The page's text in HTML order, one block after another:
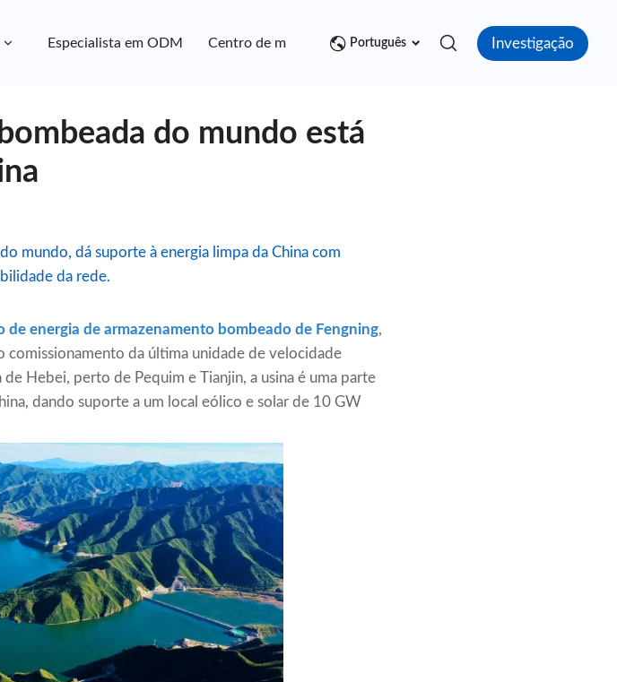
Especialista em ODM Centro de mídia Contato
Português Investigação
do mundo está
mundo, dá suporte à energia limpa da China com
da rede.
de energia de armazenamento bombeado de Fengning,
da última unidade de velocidade
Hebei, perto de Pequim e Tianjin, a usina é uma parte
dando suporte a um local eólico e solar de 10 GW